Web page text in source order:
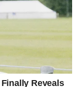
a.”
ponekad previše
da
možeš
završiti.